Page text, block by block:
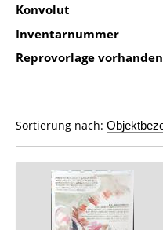
Konvolut
Inventarnummer
Reprovorlage vorhanden
Sortierung nach: